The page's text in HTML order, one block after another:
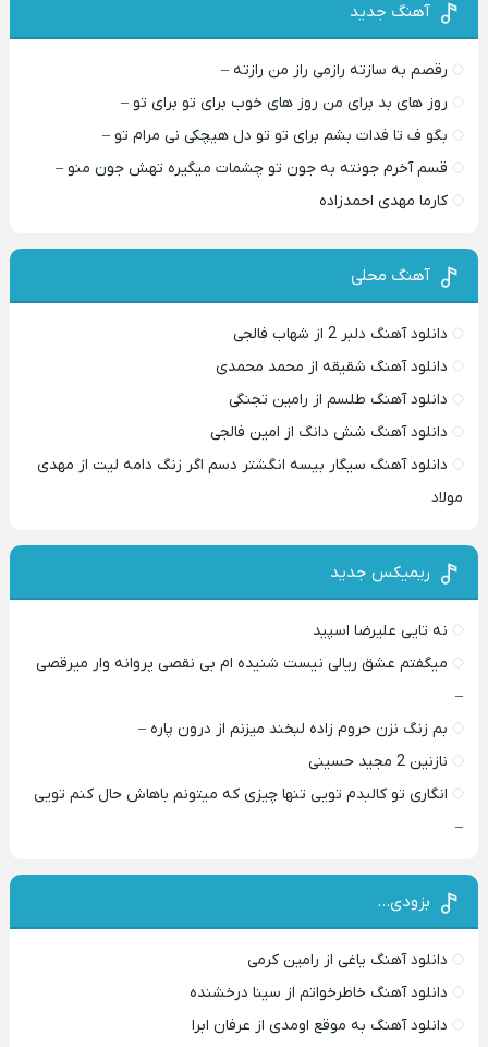
آهنگ جدید
رقصم به سازته رازمی راز من رازته –
روز های بد برای من روز های خوب برای تو برای تو –
بگو ف تا فدات بشم برای تو تو دل هیچکی نی مرام تو –
قسم آخرم جونته به جون تو چشمات میگیره تهش جون منو –
کارما مهدی احمدزاده
آهنگ محلی
دانلود آهنگ دلبر 2 از شهاب فالجی
دانلود آهنگ شقیقه از محمد محمدی
دانلود آهنگ طلسم از رامین تجنگی
دانلود آهنگ شش دانگ از امین فالجی
دانلود آهنگ سیگار بیسه انگشتر دسم اگر زنگ دامه لیت از مهدی
مولاد
ریمیکس جدید
نه تایی علیرضا اسپید
میگفتم عشق ریالی نیست شنیده ام بی نقصی پروانه وار میرقصی
–
بم زنگ نزن حروم زاده لبخند میزنم از درون پاره –
نازنین 2 مجید حسینی
انگاری تو کالبدم تویی تنها چیزی که میتونم باهاش حال کنم تویی
–
بزودی…
دانلود آهنگ یاغی از رامین کرمی
دانلود آهنگ خاطرخواتم از سینا درخشنده
دانلود آهنگ به موقع اومدی از عرفان ابرا